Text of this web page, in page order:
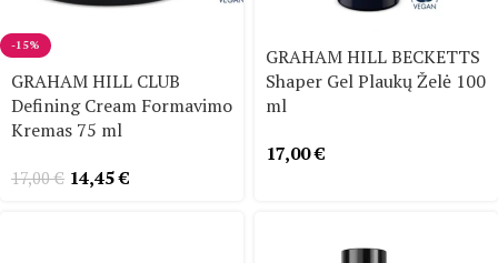
-15%
GRAHAM HILL CLUB
Defining Cream Formavimo
Kremas 75 ml
17,00€ 14,45€
GRAHAM HILL BECKETTS
Shaper Gel Plaukų Želė 100
ml
17,00€